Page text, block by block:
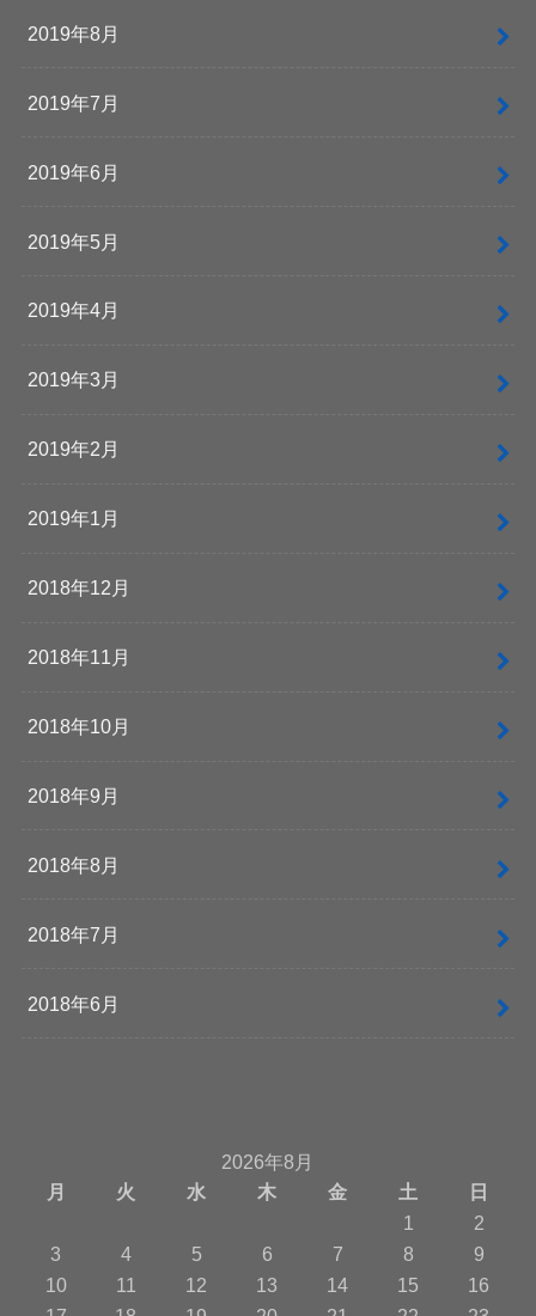
2019年8月
2019年7月
2019年6月
2019年5月
2019年4月
2019年3月
2019年2月
2019年1月
2018年12月
2018年11月
2018年10月
2018年9月
2018年8月
2018年7月
2018年6月
2026年8月
月
火 水 木 金 土
日
1
2
3
4 5 6 7 8
9
10
11 12 13 14 15
16